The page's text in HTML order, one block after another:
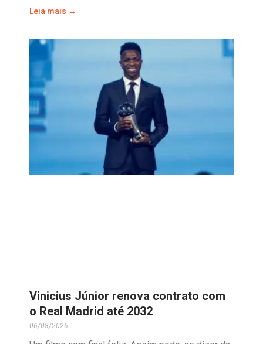
Leia mais →
Vinicius Júnior renova contrato com
o Real Madrid até 2032
06/08/2026